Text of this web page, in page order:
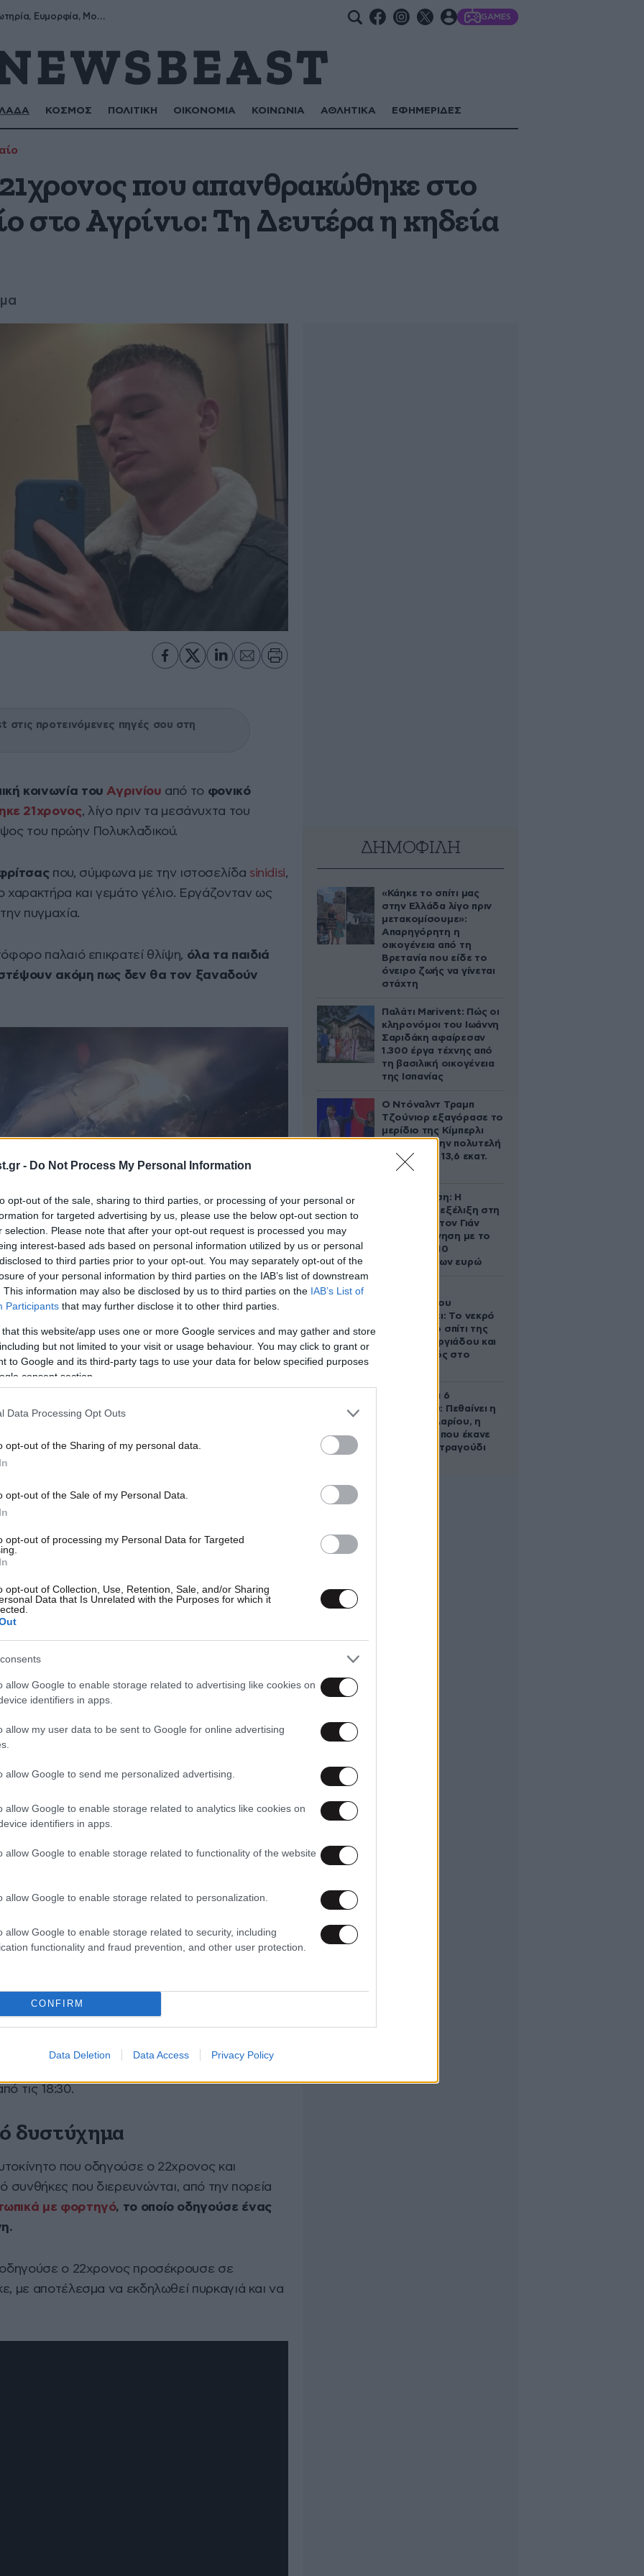
- Do Not Process My Personal Information
opt-out of the sale, sharing to third parties, or processing of your personal or
for targeted advertising by us, please use the below opt-out section to
selection. Please note that after your opt-out request is processed you may
interest-based ads based on personal information utilized by us or personal
to third parties prior to your opt-out. You may separately opt-out of the
of your personal information by third parties on the IAB’s list of downstream
This information may also be disclosed by us to third parties on the IAB’s List of
Participants that may further disclose it to other third parties.
that this website/app uses one or more Google services and may gather and store
but not limited to your visit or usage behaviour. You may click to grant or
to Google and its third-party tags to use your data for below specified purposes
consent section.
Data Processing Opt Outs
opt-out of the Sharing of my personal data.
opt-out of the Sale of my Personal Data.
opt-out of processing my Personal Data for Targeted
opt-out of Collection, Use, Retention, Sale, and/or Sharing
Data that Is Unrelated with the Purposes for which it
allow Google to enable storage related to advertising like cookies on
identifiers in apps.
allow my user data to be sent to Google for online advertising
allow Google to send me personalized advertising.
allow Google to enable storage related to analytics like cookies on
identifiers in apps.
allow Google to enable storage related to functionality of the website
allow Google to enable storage related to personalization.
allow Google to enable storage related to security, including
functionality and fraud prevention, and other user protection.
CONFIRM
Data Deletion Data Access Privacy Policy
Σωτήρης, Σωτηρία, Ευμορφία, Μορφούλα GAMES
ΚΟΣΜΟΣ ΠΟΛΙΤΙΚΗ ΟΙΚΟΝΟΜΙΑ ΚΟΙΝΩΝΙΑ ΑΘΛΗΤΙΚΑ ΕΦΗΜΕΡΙΔΕΣ
που απανθρακώθηκε στο
στο Αγρίνιο: Τη Δευτέρα η κηδεία
στις προτεινόμενες πηγές σου στη
κοινωνία του Αγρινίου από το φονικό
21χρονος, λίγο πριν τα μεσάνυχτα του
του πρώην Πολυκλαδικού.
που, σύμφωνα με την ιστοσελίδα sinidisi,
χαρακτήρα και γεμάτο γέλιο. Εργάζονταν ως
πυγμαχία.
παλαιό επικρατεί θλίψη, όλα τα παιδιά
ακόμη πως δεν θα τον ξαναδούν
στο νοσοκομείο
νωρίτερα η είδηση ότι οι γονείς του είναι
του νοσοκομείου όπου έφεραν τη σορό
στην τοπική κοινωνία.
τραγωδίας, καθώς συγγενείς και φίλοι
τη Δευτέρα 7 Ιουλίου 2025
Ποταμούλας Αγρινίου, στις
τις 18:30.
δυστύχημα
που οδηγούσε ο 22χρονος και
συνθήκες που διερευνώνται, από την πορεία
με φορτηγό, το οποίο οδηγούσε ένας
οδηγούσε ο 22χρονος προσέκρουσε σε
με αποτέλεσμα να εκδηλωθεί πυρκαγιά και να
ΔΗΜΟΦΙΛΗ
«Κάηκε το σπίτι μας
στην Ελλάδα λίγο πριν
μετακομίσουμε»:
Απαρηγόρητη η
οικογένεια από τη
Βρετανία που είδε το
όνειρο ζωής να γίνεται
στάχτη
Παλάτι Marivent: Πώς οι
κληρονόμοι του Ιωάννη
Σαριδάκη αφαίρεσαν
1.300 έργα τέχνης από
τη βασιλική οικογένεια
της Ισπανίας
Ο Ντόναλντ Τραμπ
Τζούνιορ εξαγόρασε το
μερίδιο της Κίμπερλι
Γκίλφοϊλ στην πολυτελή
έπαυλη των 13,6 εκατ.
δολαρίων
Αθηνά Ωνάση: Η
απρόσμενη εξέλιξη στη
διαμάχη με τον Γιάν
Τοπς – Η κίνηση με το
άλογο των 10
εκατομμυρίων ευρώ
Τζώρτζογλου
αποκαλύπτει: Το νεκρό
έμβρυο στο σπίτι της
Μαρίας Γεωργιάδου και
ο εγκλεισμός στο
Σαν σήμερα 6
Αυγούστου: Πεθαίνει η
Ρίτα Σακελλαρίου, η
λαϊκή ντίβα που έκανε
τη ζωή της τραγούδι